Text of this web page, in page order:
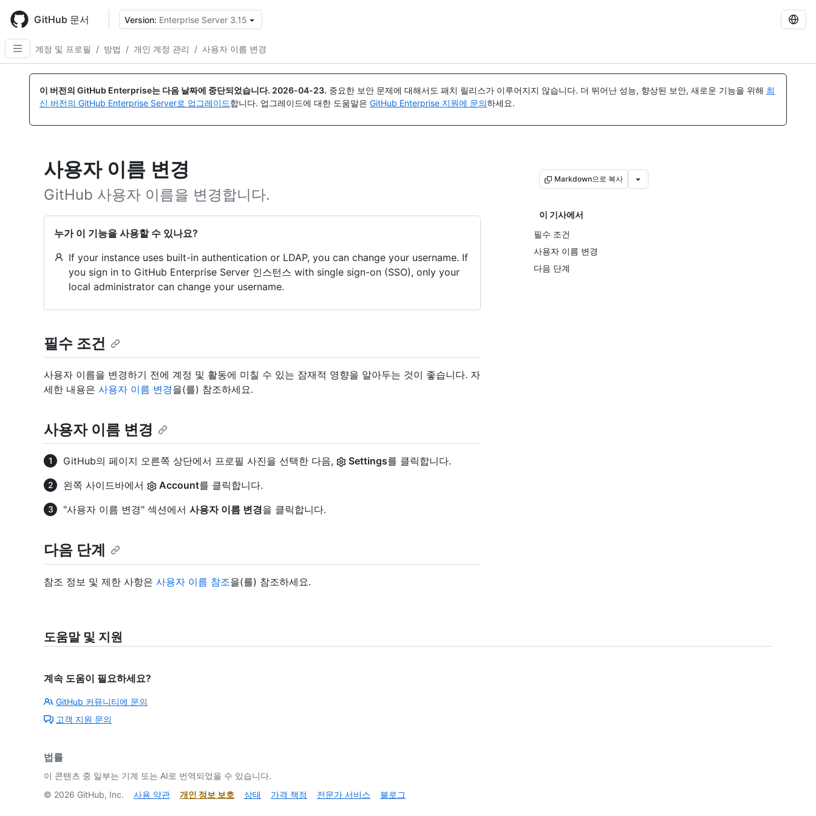
main
content
GitHub 문서 Version: Enterprise Server 3.15
계정 및 프로필
/ 방법 / 개인 계정 관리 / 사용자 이름 변경
이 버전의 GitHub Enterprise는 다음 날짜에 중단되었습니다. 2026-04-23. 중요한 보안 문제에 대해서도 패치 릴리스가 이루어지지 않습니다. 더 뛰어난 성능, 향상된 보안, 새로운 기능을 위해 최
신 버전의 GitHub Enterprise Server로 업그레이드합니다. 업그레이드에 대한 도움말은 GitHub Enterprise 지원에 문의하세요.
사용자 이름 변경
GitHub 사용자 이름을 변경합니다.
누가 이 기능을 사용할 수 있나요?
If your instance uses built-in authentication or LDAP, you can change your username. If
you sign in to GitHub Enterprise Server 인스턴스 with single sign-on (SSO), only your
local administrator can change your username.
Markdown으로 복사
이 기사에서
필수 조건
사용자 이름 변경
다음 단계
필수 조건
사용자 이름을 변경하기 전에 계정 및 활동에 미칠 수 있는 잠재적 영향을 알아두는 것이 좋습니다. 자
세한 내용은 사용자 이름 변경을(를) 참조하세요.
사용자 이름 변경
GitHub의 페이지 오른쪽 상단에서 프로필 사진을 선택한 다음, Settings를 클릭합니다.
왼쪽 사이드바에서
Account를 클릭합니다.
"사용자 이름 변경" 섹션에서 사용자 이름 변경을 클릭합니다.
다음 단계
참조 정보 및 제한 사항은 사용자 이름 참조을(를) 참조하세요.
도움말 및 지원
계속 도움이 필요하세요?
GitHub 커뮤니티에 문의
고객 지원 문의
법률
이 콘텐츠 중 일부는 기계 또는 AI로 번역되었을 수 있습니다.
© 2026 GitHub, Inc. 사용 약관 개인 정보 보호 상태 가격 책정 전문가 서비스 블로그